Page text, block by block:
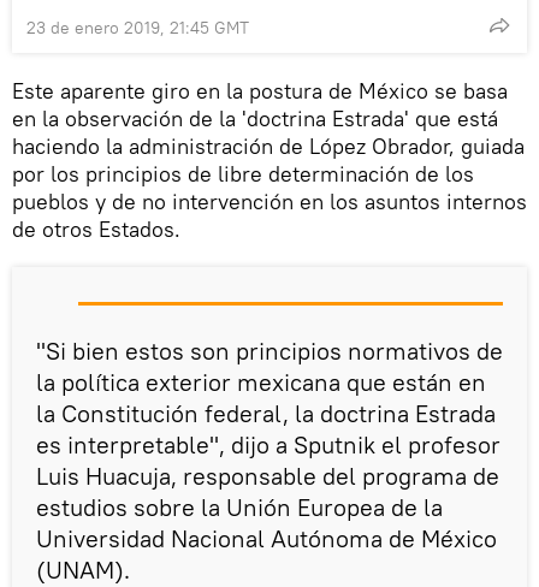
23 de enero 2019, 21:45 GMT
Este aparente giro en la postura de México se basa
en la observación de la 'doctrina Estrada' que está
haciendo la administración de López Obrador, guiada
por los principios de libre determinación de los
pueblos y de no intervención en los asuntos internos
de otros Estados.
"Si bien estos son principios normativos de
la política exterior mexicana que están en
la Constitución federal, la doctrina Estrada
es interpretable", dijo a Sputnik el profesor
Luis Huacuja, responsable del programa de
estudios sobre la Unión Europea de la
Universidad Nacional Autónoma de México
(UNAM).